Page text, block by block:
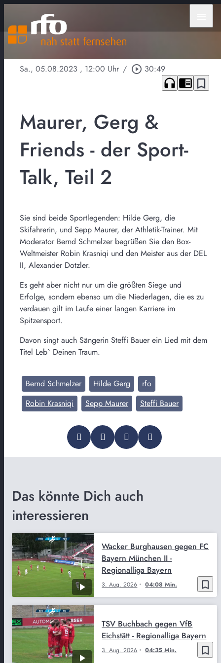
Sa., 05.08.2023 , 12:00 Uhr / play_circle_outline 30:49
headphones chrome_reader_mode bookmark_border
Maurer, Gerg &
Friends - der Sport-
Talk, Teil 2
Sie sind beide Sportlegenden: Hilde Gerg, die
Skifahrerin, und Sepp Maurer, der Athletik-Trainer. Mit
Moderator Bernd Schmelzer begrüßen Sie den Box-
Weltmeister Robin Krasniqi und den Meister aus der DEL
II, Alexander Dotzler.
Es geht aber nicht nur um die größten Siege und
Erfolge, sondern ebenso um die Niederlagen, die es zu
verdauen gilt im Laufe einer langen Karriere im
Spitzensport.
Davon singt auch Sängerin Steffi Bauer ein Lied mit dem
Titel Leb` Deinen Traum.
Bernd Schmelzer Hilde Gerg
rfo
Robin Krasniqi
Sepp Maurer Steffi Bauer
Das könnte Dich auch
interessieren
bookmark_border
3. Aug. 2026 04:08 Min.
Wacker Burghausen gegen FC
Bayern München II -
Regionalliga Bayern
bookmark_border
3. Aug. 2026 04:35 Min.
TSV Buchbach gegen VfB
Eichstätt - Regionalliga Bayern